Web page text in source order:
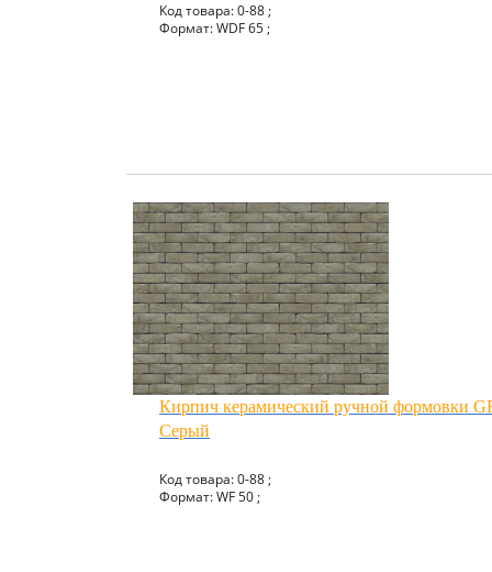
Код товара: 0-88 ;
Формат: WDF 65 ;
Кирпич керамический ручной формовки
Серый
Код товара: 0-88 ;
Формат: WF 50 ;